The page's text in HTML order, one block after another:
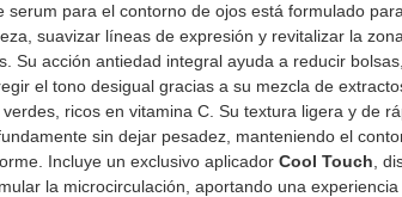
serum para el contorno de ojos está formulado
suavizar líneas de expresión y revitalizar la
Su acción antiedad integral ayuda a reducir
el tono desigual gracias a su mezcla de
verdes, ricos en vitamina C. Su textura ligera y de
sin dejar pesadez, manteniendo el
Incluye un exclusivo aplicador Cool Touch ,
la microcirculación, aportando una